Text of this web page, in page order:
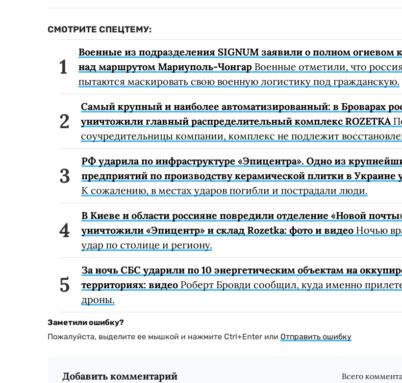
СМОТРИТЕ СПЕЦТЕМУ:
Военные из подразделения SIGNUM заявили о полном огневом
над маршрутом Мариуполь-Чонгар Военные отметили, что
пытаются маскировать свою военную логистику под гражданскую.
Самый крупный и наиболее автоматизированный: в Броварах
уничтожили главный распределительный комплекс ROZETKA
соучредительницы компании, комплекс не подлежит
РФ ударила по инфраструктуре «Эпицентра». Одно из
предприятий по производству керамической плитки в Украине
К сожалению, в местах ударов погибли и пострадали люди.
В Киеве и области россияне повредили отделение «Новой
уничтожили «Эпицентр» и склад Rozetka: фото и видео Ночью
удар по столице и региону.
За ночь СБС ударили по 10 энергетическим объектам на
территориях: видео Роберт Бровди сообщил, куда именно
дроны.
Заметили ошибку?
Пожалуйста, выделите ее мышкой и нажмите Ctrl+Enter или Отправить ошибку
Добавить комментарий Всего